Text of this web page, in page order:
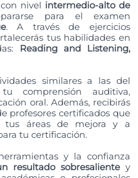
nivel intermedio-alto de
para el examen
. A través de ejercicios
tus habilidades en
Reading and Listening,
similares a las del
comprensión auditiva,
oral. Además, recibirás
profesores certificados que
tus áreas de mejora y a
tu certificación.
y la confianza
resultado sobresalientey